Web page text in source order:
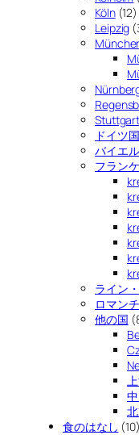
Köln(12)
Leipzig
Stuttgart
ドイツ
バイエ
フラン
ライン
ロマン
他の国
食のはなし (10)